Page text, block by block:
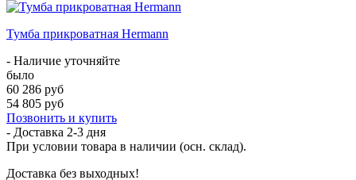
Тумба прикроватная Hermann
- Наличие уточняйте
было
60 286 руб
54 805 руб
Позвонить и купить
- Доставка 2-3 дня
При условии товара в наличии (осн. склад).
Доставка без выходных!